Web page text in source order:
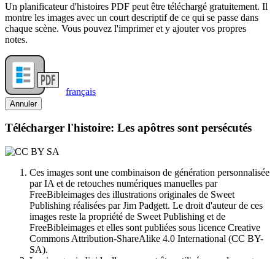
Un planificateur d'histoires PDF peut être téléchargé gratuitement. Il
montre les images avec un court descriptif de ce qui se passe dans
chaque scène. Vous pouvez l'imprimer et y ajouter vos propres
notes.
français
Annuler
Télécharger l'histoire: Les apôtres sont persécutés
Ces images sont une combinaison de génération personnalisée
par IA et de retouches numériques manuelles par
FreeBibleimages des illustrations originales de Sweet
Publishing réalisées par Jim Padgett. Le droit d'auteur de ces
images reste la propriété de Sweet Publishing et de
FreeBibleimages et elles sont publiées sous licence Creative
Commons Attribution-ShareAlike 4.0 International (CC BY-
SA).